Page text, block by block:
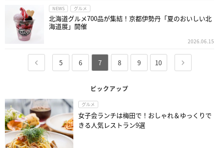
NEWS グルメ
北海道グルメ700品が集結！京都伊勢丹「夏のおいしい北
海道展」開催
2026.06.15
5 6 7 8 9 10
ピックアップ
グルメ
女子会ランチは梅田で！おしゃれ＆ゆっくりで
きる人気レストラン9選